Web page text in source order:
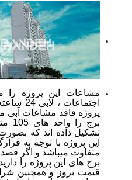
مشاعات این پروژه را
پروژه فاقد مشاعات آبی
این پروژه با توجه به
متفاوت میباشد و اگر
برج های این پروژه را
قیمت بروز و همچنین